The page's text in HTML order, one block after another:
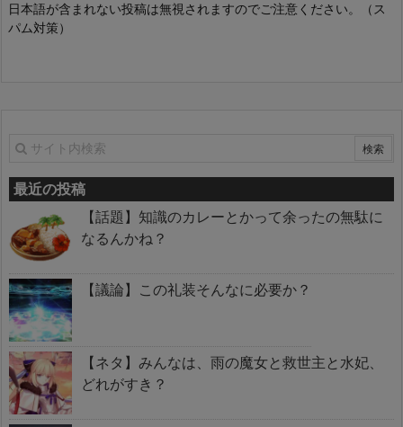
日本語が含まれない投稿は無視されますのでご注意ください。（ス
パム対策）
最近の投稿
【話題】知識のカレーとかって余ったの無駄に
なるんかね？
【議論】この礼装そんなに必要か？
【ネタ】みんなは、雨の魔女と救世主と水妃、
どれがすき？